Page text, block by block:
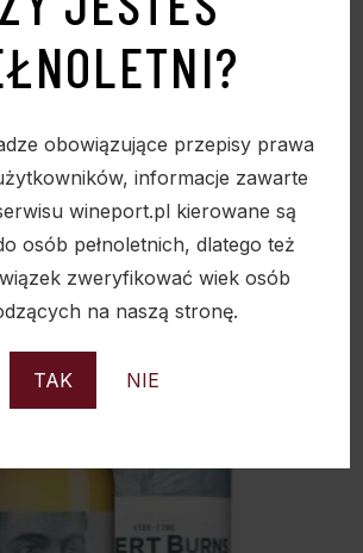
obowiązujące przepisy prawa
informacje zawarte
wineport.pl kierowane są
osób pełnoletnich, dlatego też
zweryfikować wiek osób
na naszą stronę.
TAK NIE
SCOTCH WHISKY 40% 0.7L
55,00zł